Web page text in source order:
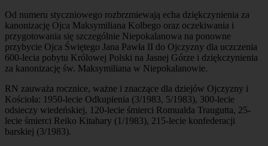
Od numeru styczniowego rozbrzmiewają echa dziękczynienia za
kanonizację Ojca Maksymiliana Kolbego oraz oczekiwania i
przygotowania się szczególnie Niepokalanowa na ponowne
przybycie Ojca Świętego Jana Pawła II do Ojczyzny dla uczczenia
600-lecia pobytu Królowej Polski na Jasnej Górze i dziękczynienia
za kanonizację św. Maksymiliana w Niepokalanowie.
RN zauważa rocznice, ważne i znaczące dla dziejów Ojczyzny i
Kościoła: 1950-lecie Odkupienia (3/1983, 5/1983), 300-lecie
odsieczy wiedeńskiej, 120-lecie śmierci Romualda Traugutta, 25-
lecie śmierci Reiko Kitahary (1/1983), 215-lecie konfederacji
barskiej (3/1983).